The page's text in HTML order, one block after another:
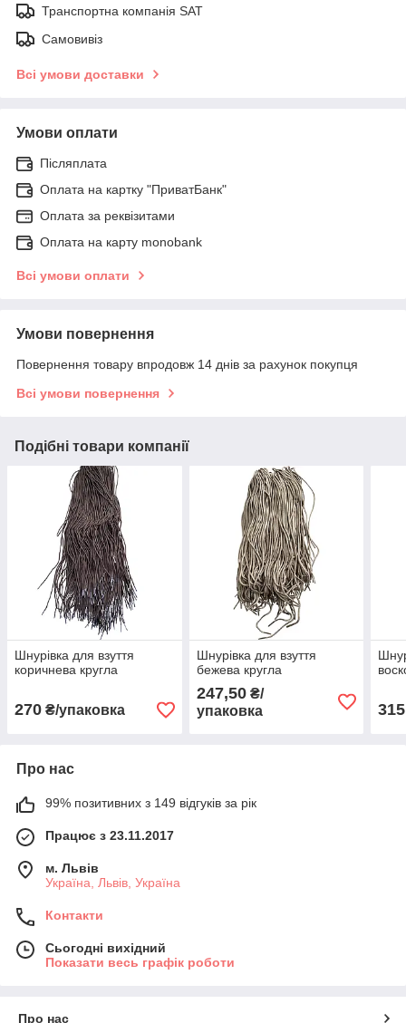
Транспортна компанія SAT
Самовивіз
Всі умови доставки
Умови оплати
Післяплата
Оплата на картку "ПриватБанк"
Оплата за реквізитами
Оплата на карту monobank
Всі умови оплати
Умови повернення
Повернення товару впродовж 14 днів за рахунок покупця
Всі умови повернення
Подібні товари компанії
Шнурівка для взуття
коричнева кругла
270 ₴/упаковка
Шнурівка для взуття
бежева кругла
247,50₴/
упаковка
315
Про нас
99% позитивних з 149 відгуків за рік
Працює з 23.11.2017
м. Львів
Україна, Львів, Україна
Контакти
Сьогодні вихідний
Показати весь графік роботи
Про нас